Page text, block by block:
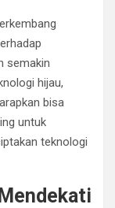
semakin
hijau,
bisa
untuk
teknologi